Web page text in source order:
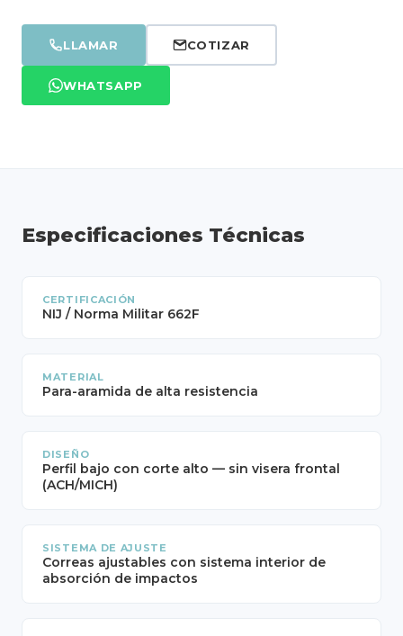
LLAMAR COTIZAR
WHATSAPP
Especificaciones Técnicas
CERTIFICACIÓN
NIJ / Norma Militar 662F
MATERIAL
Para-aramida de alta resistencia
DISEÑO
Perfil bajo con corte alto — sin visera frontal
(ACH/MICH)
SISTEMA DE AJUSTE
Correas ajustables con sistema interior de
absorción de impactos